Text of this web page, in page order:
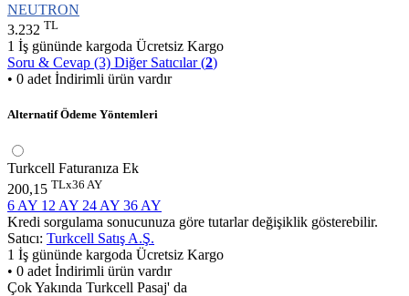
NEUTRON
3.232 TL
1 İş gününde kargoda Ücretsiz Kargo
Soru & Cevap (3) Diğer Satıcılar (2)
• 0 adet İndirimli ürün vardır
Alternatif Ödeme Yöntemleri
Turkcell Faturanıza Ek
200,15 TLx36 AY
6 AY 12 AY 24 AY 36 AY
Kredi sorgulama sonucunuza göre tutarlar değişiklik gösterebilir.
Satıcı: Turkcell Satış A.Ş.
1 İş gününde kargoda Ücretsiz Kargo
• 0 adet İndirimli ürün vardır
Çok Yakında Turkcell Pasaj' da